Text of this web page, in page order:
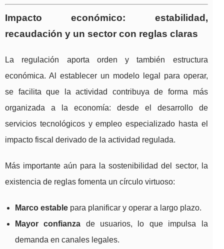
Impacto económico: estabilidad,
recaudación y un sector con reglas claras
La regulación aporta orden y también estructura
económica. Al establecer un modelo legal para operar,
se facilita que la actividad contribuya de forma más
organizada a la economía: desde el desarrollo de
servicios tecnológicos y empleo especializado hasta el
impacto fiscal derivado de la actividad regulada.
Más importante aún para la sostenibilidad del sector, la
existencia de reglas fomenta un círculo virtuoso:
Marco estable para planificar y operar a largo plazo.
Mayor confianza de usuarios, lo que impulsa la
demanda en canales legales.